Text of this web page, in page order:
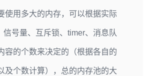
使用多大的内存，可以根据实际
信号量、互斥锁、timer、消息队
容的个数来决定的（根据各自的
及个数计算），总的内存池的大